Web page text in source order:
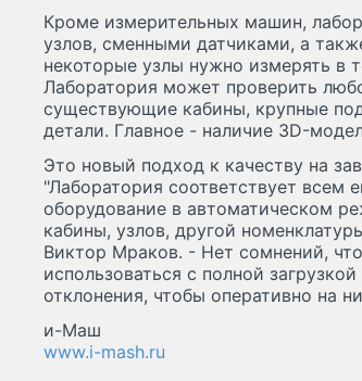
Кроме измерительных машин,
узлов, сменными датчиками, а
некоторые узлы нужно измерять в
Лаборатория может проверить
существующие кабины, крупные
детали. Главное - наличие 3D-
Это новый подход к качеству на
"Лаборатория соответствует всем
оборудование в автоматическом
кабины, узлов, другой
Виктор Мраков. - Нет сомнений,
использоваться с полной
отклонения, чтобы оперативно на
и-Маш
www.i-mash.ru